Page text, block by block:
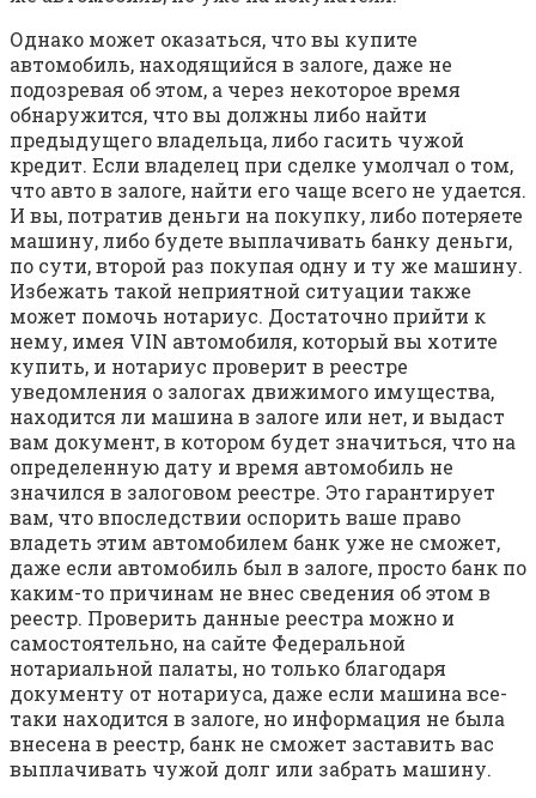
Однако может оказаться, что вы купите
автомобиль, находящийся в залоге, даже не
подозревая об этом, а через некоторое время
обнаружится, что вы должны либо найти
предыдущего владельца, либо гасить чужой
кредит. Если владелец при сделке умолчал о том,
что авто в залоге, найти его чаще всего не удается.
И вы, потратив деньги на покупку, либо потеряете
машину, либо будете выплачивать банку деньги,
по сути, второй раз покупая одну и ту же машину.
Избежать такой неприятной ситуации также
может помочь нотариус. Достаточно прийти к
нему, имея VIN автомобиля, который вы хотите
купить, и нотариус проверит в реестре
уведомления о залогах движимого имущества,
находится ли машина в залоге или нет, и выдаст
вам документ, в котором будет значиться, что на
определенную дату и время автомобиль не
значился в залоговом реестре. Это гарантирует
вам, что впоследствии оспорить ваше право
владеть этим автомобилем банк уже не сможет,
даже если автомобиль был в залоге, просто банк по
каким-то причинам не внес сведения об этом в
реестр. Проверить данные реестра можно и
самостоятельно, на сайте Федеральной
нотариальной палаты, но только благодаря
документу от нотариуса, даже если машина все-
таки находится в залоге, но информация не была
внесена в реестр, банк не сможет заставить вас
выплачивать чужой долг или забрать машину.